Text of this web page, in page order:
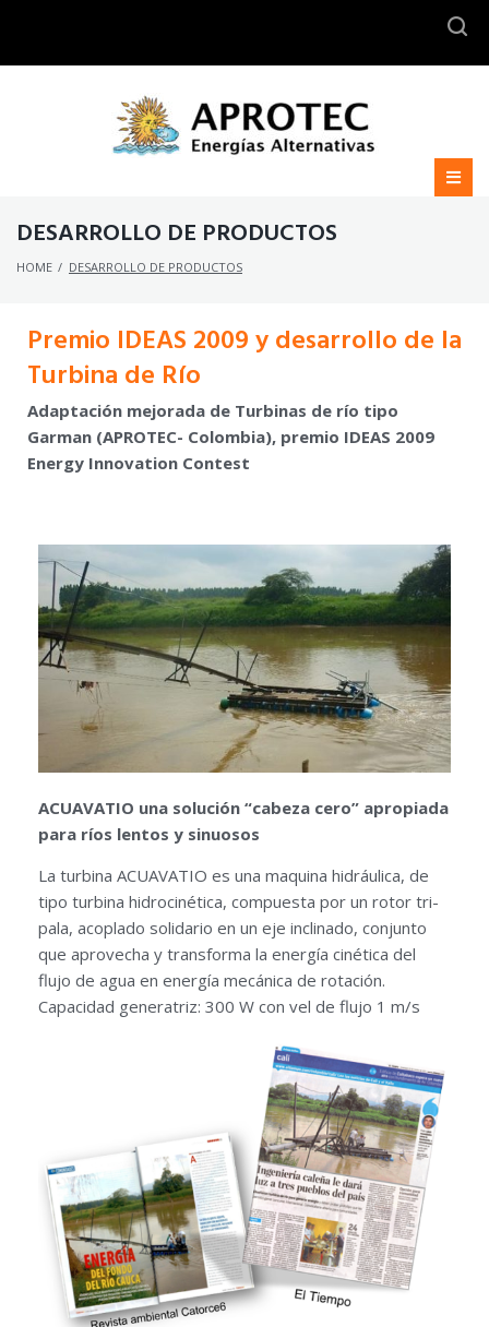
DESARROLLO DE PRODUCTOS
HOME / DESARROLLO DE PRODUCTOS
Premio IDEAS 2009 y desarrollo de la
Turbina de Río
Adaptación mejorada de Turbinas de río tipo
Garman(APROTEC- Colombia), premio IDEAS 2009
Energy Innovation Contest
ACUAVATIO una solución “cabeza cero” apropiada
para ríos lentos y sinuosos
La turbina ACUAVATIO es una maquina hidráulica, de
tipo turbina hidrocinética, compuesta por un rotor tri-
pala, acoplado solidario en un eje inclinado, conjunto
que aprovecha y transforma la energía cinética del
flujo de agua en energía mecánica de rotación.
Capacidad generatriz: 300 W con vel de flujo 1 m/s